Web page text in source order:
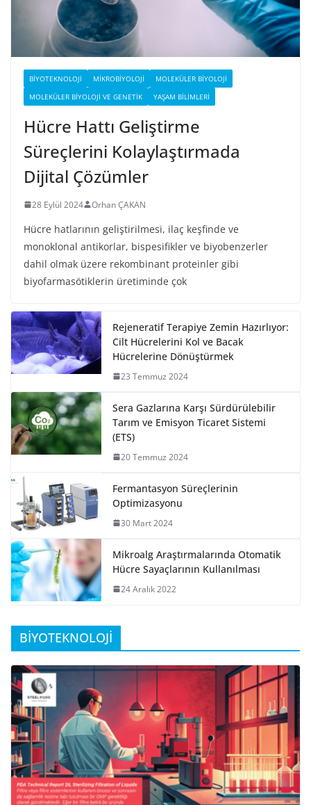
BIYOTEKNOLOJI MIKROBIYOLOJI
MOLEKÜLER BIYOLOJI
MOLEKÜLER BIYOLOJI VE GENETIK
YAŞAM BILIMLERI
Hücre Hattı Geliştirme
Süreçlerini Kolaylaştırmada
Dijital Çözümler
28 Eylül 2024 Orhan ÇAKAN
Hücre hatlarının geliştirilmesi, ilaç keşfinde ve
monoklonal antikorlar, bispesifikler ve biyobenzerler
dahil olmak üzere rekombinant proteinler gibi
biyofarmasötiklerin üretiminde çok
Rejeneratif Terapiye Zemin Hazırlıyor:
Cilt Hücrelerini Kol ve Bacak
Hücrelerine Dönüştürmek
23 Temmuz 2024
Sera Gazlarına Karşı Sürdürülebilir
Tarım ve Emisyon Ticaret Sistemi
(ETS)
20 Temmuz 2024
Fermantasyon Süreçlerinin
Optimizasyonu
30 Mart 2024
Mikroalg Araştırmalarında Otomatik
Hücre Sayaçlarının Kullanılması
24 Aralık 2022
BİYOTEKNOLOJİ